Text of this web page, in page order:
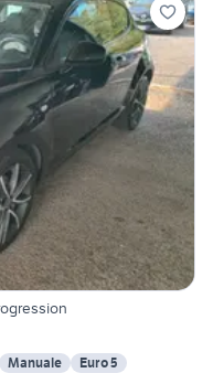
Manuale
Euro 5